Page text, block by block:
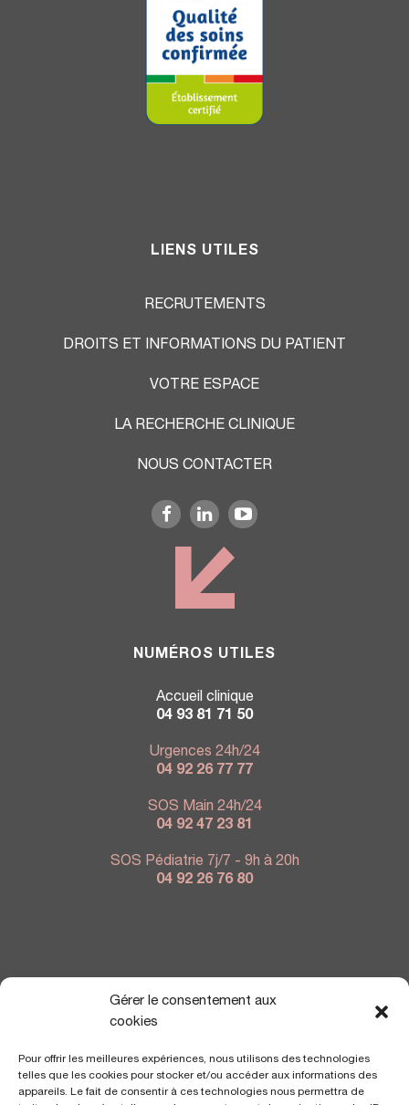
Gérer le consentement aux
cookies
Pour offrir les meilleures expériences, nous utilisons des technologies
telles que les cookies pour stocker et/ou accéder aux informations des
appareils. Le fait de consentir à ces technologies nous permettra de
LIENS UTILES
RECRUTEMENTS
DROITS ET INFORMATIONS DU PATIENT
VOTRE ESPACE
LA RECHERCHE CLINIQUE
NOUS CONTACTER
NUMÉROS UTILES
Accueil clinique
04 93 81 71 50
Urgences 24h/24
04 92 26 77 77
SOS Main 24h/24
04 92 47 23 81
SOS Pédiatrie 7j/7 - 9h à 20h
04 92 26 76 80
NOUS TROUVER